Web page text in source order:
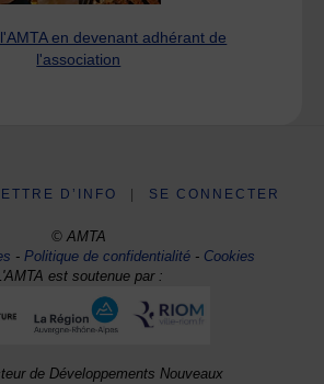
en devenant adhérant de
l'association
D’INFO SE CONNECTER
© AMTA
-Politique de confidentialité- Cookies
est soutenue par :
de Développements Nouveaux